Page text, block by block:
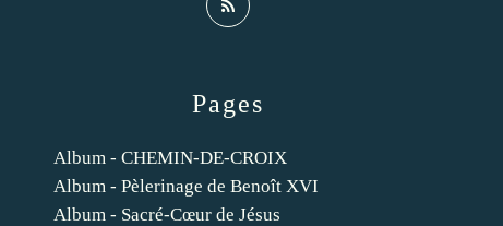
Pages
Album - CHEMIN-DE-CROIX
Album - Pèlerinage de Benoît XVI
Album - Sacré-Cœur de Jésus